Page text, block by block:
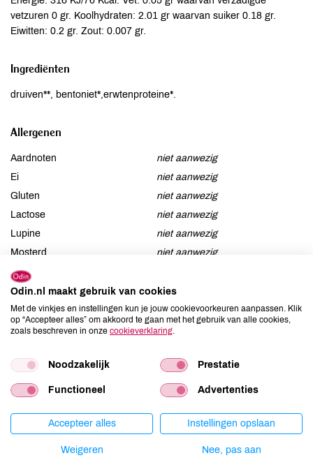
vetzuren 0 gr. Koolhydraten: 2.01 gr waarvan suiker 0.18 gr.
Eiwitten: 0.2 gr. Zout: 0.007 gr.
Ingrediënten
druiven**, bentoniet*,erwtenproteine*.
Allergenen
Aardnoten
niet aanwezig
Ei
niet aanwezig
Gluten
niet aanwezig
Lactose
niet aanwezig
Lupine
niet aanwezig
Mosterd
niet aanwezig
Noten
Schaaldieren
niet aanwezig
Selderij
niet aanwezig
Sesam
niet aanwezig
Vis
niet aanwezig
Weekdieren
niet aanwezig
Zwaveldioxide / sulfieten
aanwezig
Odin.nl maakt gebruik van cookies
Met de vinkjes en instellingen kun je jouw cookievoorkeuren aanpassen. Klik
op “Accepteer alles” om akkoord te gaan met het gebruik van alle cookies,
zoals beschreven in onze cookieverklaring
Noodzakelijk Prestatie
Functioneel Advertenties
Accepteer alles Instellingen opslaan
Weigeren Nee, pas aan